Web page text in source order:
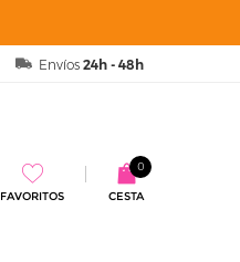
Envíos 24h - 48h
CESTA
0
FAVORITOS